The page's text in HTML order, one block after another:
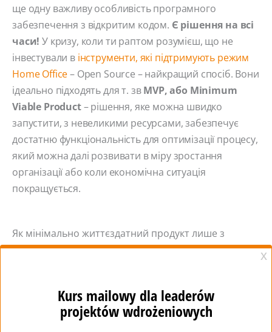
ще одну важливу особливість програмного
забезпечення з відкритим кодом. Є рішення на всі
часи! У кризу, коли ти раптом розумієш, що не
інвестували в інструменти, які підтримують режим
Home Office– Open Source – найкращий спосіб. Вони
ідеально підходять для т. звMVP, або Minimum
Viable Product– рішення, яке можна швидко
запустити, з невеликими ресурсами, забезпечує
достатню функціональність для оптимізації процесу,
який можна далі розвивати в міру зростання
організації або коли економічна ситуація
покращується.
Як мінімально життєздатний продукт лише з
відкритим кодом
Завдяки Open Source, іноді навіть без ліцензійних
зборів та інтенсивної розробки, ти можеш